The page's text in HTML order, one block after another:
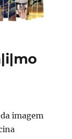
imagem